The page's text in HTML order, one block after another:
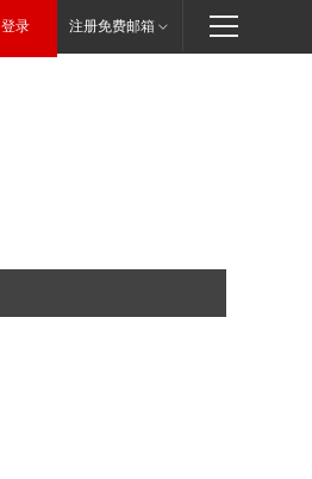
登录 注册免费邮箱